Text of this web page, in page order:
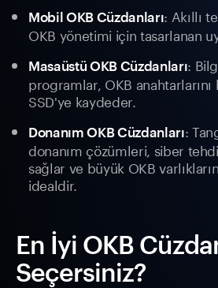
Mobil OKB Cüzdanları: Akıllı
OKB yönetimi için tasarlanan
Masaüstü OKB Cüzdanları:
programlar, OKB
SSD'ye kaydeder.
Donanım OKB Cüzdanları:
donanım çözümleri, siber
sağlar ve büyük OKB
idealdir.
En İyi OKB
Seçersiniz?